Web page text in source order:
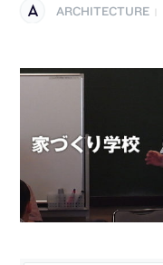
ARCHITECTURE